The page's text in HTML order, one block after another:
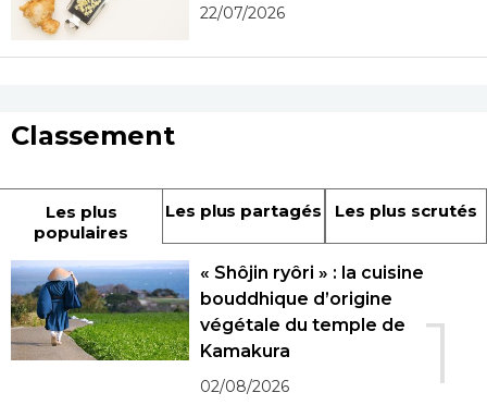
22/07/2026
Classement
Les plus
populaires
Les plus partagés Les plus scrutés
1
« Shôjin ryôri » : la cuisine
bouddhique d’origine
végétale du temple de
Kamakura
02/08/2026